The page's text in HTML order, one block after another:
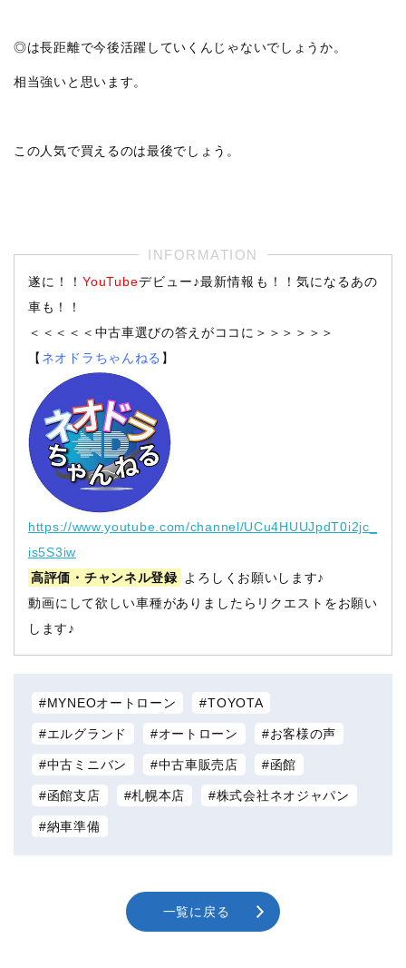
◎は長距離で今後活躍していくんじゃないでしょうか。
相当強いと思います。
この人気で買えるのは最後でしょう。
遂に！！YouTubeデビュー♪最新情報も！！気になるあの
車も！！
＜＜＜＜＜中古車選びの答えがココに＞＞＞＞＞＞
【 ネオドラちゃんねる 】
https://www.youtube.com/channel/UCu4HUUJpdT0i2jc_
is5S3iw
高評価・チャンネル登録
よろしくお願いします♪
動画にして欲しい車種がありましたらリクエストをお願い
します♪
MYNEOオートローン TOYOTA
エルグランド オートローン お客様の声
中古ミニバン 中古車販売店 函館
函館支店 札幌本店 株式会社ネオジャパン
納車準備
一覧に戻る